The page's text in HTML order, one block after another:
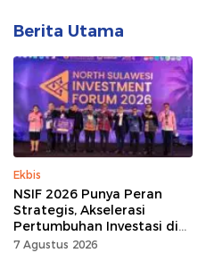
Berita Utama
Ekbis
NSIF 2026 Punya Peran
Strategis, Akselerasi
Pertumbuhan Investasi di
Sulut
7 Agustus 2026